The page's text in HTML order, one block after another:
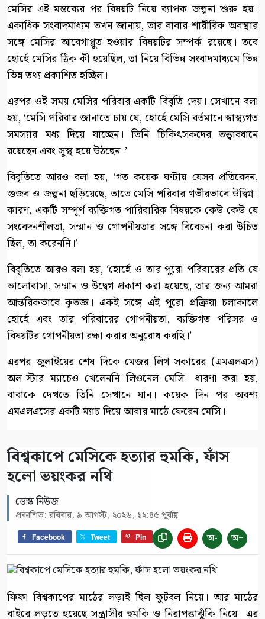
মেসির এই মন্তব্যের পর বিষয়টি নিয়ে ব্যাপক জল্পনা শুরু হয়।
একাধিক সংবাদমাধ্যম তখন জানায়, তার বাবার শারীরিক অবস্থার
সঙ্গে মেসির আবেগাপ্লুত হওয়ার বিষয়টির সম্পর্ক রয়েছে। তবে
হোর্হে মেসির ঠিক কী হয়েছিল, তা নিয়ে বিভিন্ন সংবাদমাধ্যমে ভিন্ন
ভিন্ন তথ্য প্রকাশিত হচ্ছিল।
এরপর ওই সময় মেসির পরিবার একটি বিবৃতি দেয়। সেখানে বলা
হয়, ‘মেসি পরিবার জানাতে চায় যে, হোর্হে মেসি বর্তমানে স্বাস্থ্যগত
সমস্যার মধ্য দিয়ে যাচ্ছেন। তিনি চিকিৎসকদের তত্ত্বাবধানে
রয়েছেন এবং সুস্থ হয়ে উঠছেন।’
বিবৃতিতে আরও বলা হয়, ‘গত কয়েক ঘণ্টায় যেসব প্রতিবেদন,
গুজব ও জল্পনা ছড়িয়েছে, তাতে মেসি পরিবার গভীরভাবে উদ্বিগ্ন।
কারণ, একটি সম্পূর্ণ ব্যক্তিগত পারিবারিক বিষয়কে কেউ কেউ যে
সংবেদনশীলতা, সম্মান ও গোপনীয়তার সঙ্গে বিবেচনা করা উচিত
ছিল, তা করেননি।’
বিবৃতিতে আরও বলা হয়, ‘হোর্হে ও তার পুরো পরিবারের প্রতি যে
ভালোবাসা, সম্মান ও উদ্বেগ প্রকাশ করা হয়েছে, তার জন্য আমরা
আন্তরিকভাবে কৃতজ্ঞ। একই সঙ্গে এই পুরো প্রক্রিয়া চলাকালে
হোর্হে এবং তার পরিবারের গোপনীয়তা, ব্যক্তিগত পরিসর ও
বিষয়টির গোপনীয়তা রক্ষা করার অনুরোধ করছি।’
এরপর জুলাইয়ের শেষ দিকে মেজর লিগ সকারের (এমএলএস)
অল-স্টার ম্যাচেও খেলেননি লিওনেল মেসি। ধারণা করা হয়,
বাবাকে দেখতে তিনি সেখানে যান। কয়েক দিন পর অবশ্য
এমএলএসের একটি ম্যাচ দিয়ে আবার মাঠে ফেরেন মেসি।
বিশ্বকাপে মেসিকে হত্যার হুমকি, ফাঁস
হলো ভয়ংকর নথি
ডেস্ক নিউজ
প্রকাশিত: রবিবার, ৯ আগস্ট, ২০২৬, ১২:৪৫ পূর্বাহ্ণ
Facebook Tweet Pin অ- অ+
ফিফা বিশ্বকাপের মাঠের লড়াই ছিল ফুটবল নিয়ে। আর মাঠের
বাইরে লড়তে হয়েছে সন্ত্রাসীর হুমকি ও নিরাপত্তাঝুঁকি নিয়ে। এর